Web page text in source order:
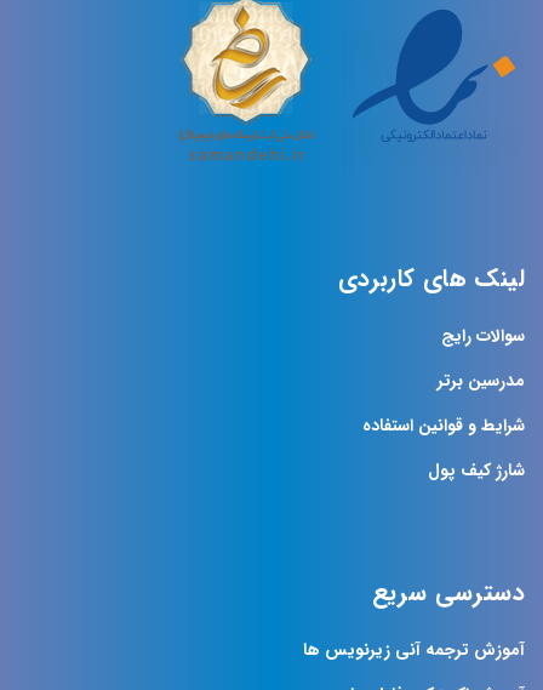
لینک های کاربردی
سوالات رایج
مدرسین برتر
شرایط و قوانین استفاده
شارژ کیف پول
دسترسی سریع
آموزش ترجمه آنی زیرنویس ها